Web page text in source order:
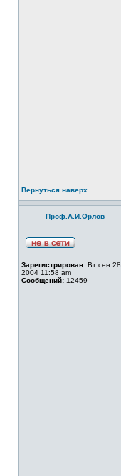
Вернуться наверх
Проф.А.И.Орлов
Зарегистрирован: Вт сен 28,
2004 11:58 am
Сообщений: 12459